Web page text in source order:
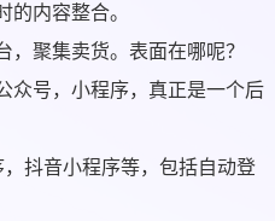
内容整合。
聚集卖货。表面在哪呢？
众号，小程序，真正是一个后
抖音小程序等，包括自动登